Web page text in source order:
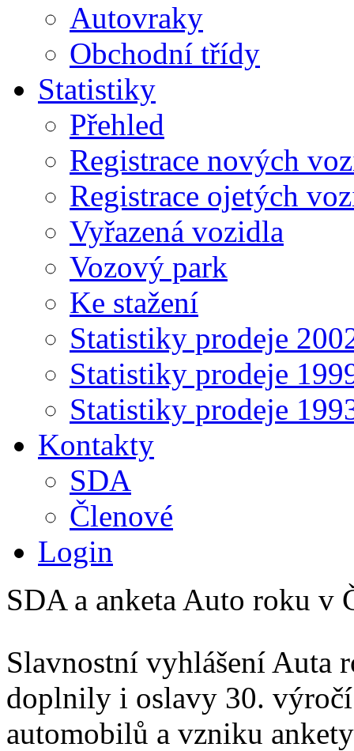
Autovraky
Obchodní třídy
Statistiky
Přehled
Registrace nových
Registrace ojetých
Vyřazená vozidla
Vozový park
Ke stažení
Statistiky prodeje
Statistiky prodeje
Statistiky prodeje
Kontakty
SDA
Členové
Login
SDA a anketa Auto roku v
Slavnostní vyhlášení Auta
doplnily i oslavy 30.
automobilů a vzniku